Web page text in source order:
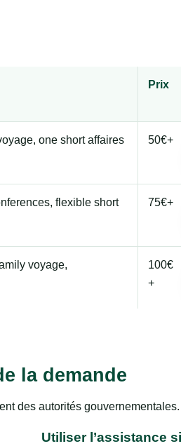
Prix
one short affaires
50€+
flexible short
75€+
voyage,
100€
+
la demande
des autorités gouvernementales.
Utiliser l’assistance